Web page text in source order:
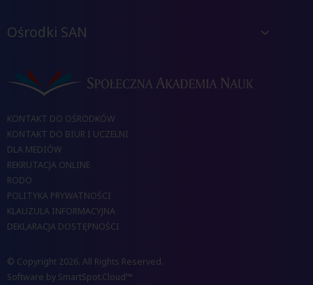
Ośrodki SAN
KONTAKT DO OŚRODKÓW
KONTAKT DO BIUR I UCZELNI
DLA MEDIÓW
REKRUTACJA ONLINE
RODO
POLITYKA PRYWATNOŚCI
KLAUZULA INFORMACYJNA
DEKLARACJA DOSTĘPNOŚCI
© Copyright 2026. All Rights Reserved.
Software by SmartSpot.Cloud™